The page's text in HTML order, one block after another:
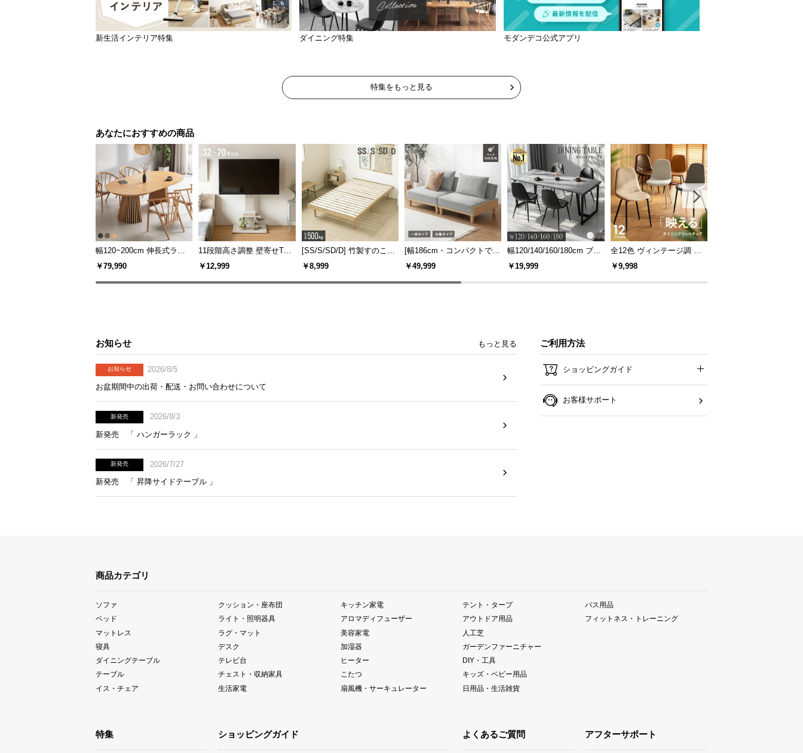
新生活インテリア特集 ダイニング特集 モダンデコ公式アプリ
特集をもっと見る
あなたにおすすめの商品
幅120~200cm 伸長式ラウ
ンドダイニングテーブル 6
格子デザイン
￥79,990
11段階高さ調整 壁寄せTV
スタンド キャスター付き
￥12,999
[SS/S/SD/D] 竹製すのこベ
ッド
￥8,999
[幅186cm・コンパクトでも
広々] 3人掛けソファベッド
ーム 北欧
￥49,999
幅120/140/160/180cm ブラ
ックフレーム ダイニング
￥19,999
全12色 ヴィンテージ調 デ
ザイナーズシェルチェア
￥9,998
お知らせ もっと見る
お知らせ
2026/8/5
お盆期間中の出荷・配送・お問い合わせについて
新発売
2026/8/3
新発売 「 ハンガーラック 」
新発売
2026/7/27
新発売 「 昇降サイドテーブル 」
ご利用方法
ショッピングガイド
お客様サポート
商品カテゴリ
ソファ
ベッド
マットレス
寝具
ダイニングテーブル
テーブル
イス・チェア
クッション・座布団
ライト・照明器具
ラグ・マット
デスク
テレビ台
チェスト・収納家具
生活家電
キッチン家電
アロマディフューザー
美容家電
加湿器
ヒーター
こたつ
扇風機・サーキュレーター
テント・タープ
アウトドア用品
人工芝
ガーデンファーニチャー
DIY・工具
キッズ・ベビー用品
日用品・生活雑貨
バス用品
フィットネス・トレーニング
特集 ショッピングガイド よくあるご質問 アフターサポート